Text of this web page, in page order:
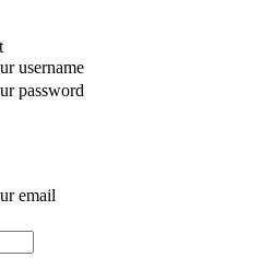
username
password
email